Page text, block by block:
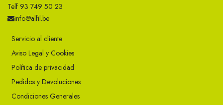
Telf 93 749 50 23
info@alfil.be
Servicio al cliente
Aviso Legal y Cookies
Política de privacidad
Pedidos y Devoluciones
Condiciones Generales